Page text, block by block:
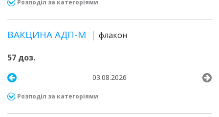
Розподіл за категоріями
ВАКЦИНА АДП-М флакон
57 доз.
03.08.2026
Розподіл за категоріями